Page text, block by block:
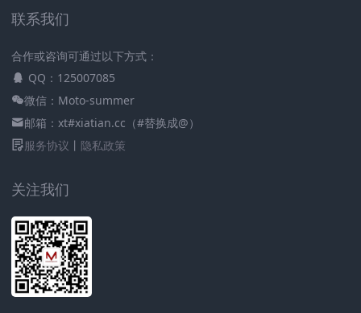
联系我们
合作或咨询可通过以下方式：
QQ：125007085
微信：Moto-summer
邮箱：xt#xiatian.cc（#替换成@）
服务协议 丨 隐私政策
关注我们